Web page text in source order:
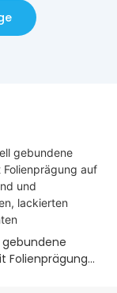
Folienprägung